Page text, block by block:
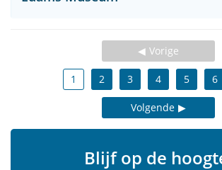
Vorige
1 2 3 4 5 6
Volgende
Blijf op de